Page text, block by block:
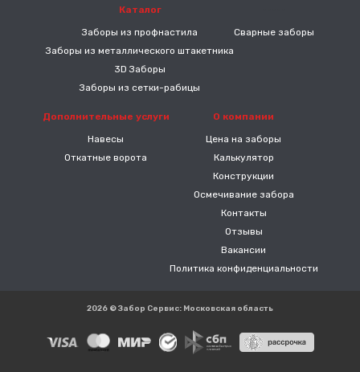
Каталог
Заборы из профнастила
Заборы из металлического штакетника
3D Заборы
Заборы из сетки-рабицы
Сварные заборы
Дополнительные услуги
Навесы
Откатные ворота
О компании
Цена на заборы
Калькулятор
Конструкции
Осмечивание забора
Контакты
Отзывы
Вакансии
Политика конфиденциальности
2026 © Забор Сервис: Московская область